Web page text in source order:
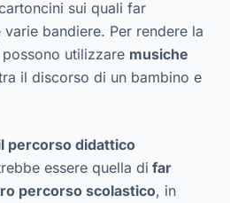
sui quali far
bandiere. Per rendere la
utilizzare musiche
il discorso di un bambino e
percorso didattico
essere quella di far
percorso scolastico, in